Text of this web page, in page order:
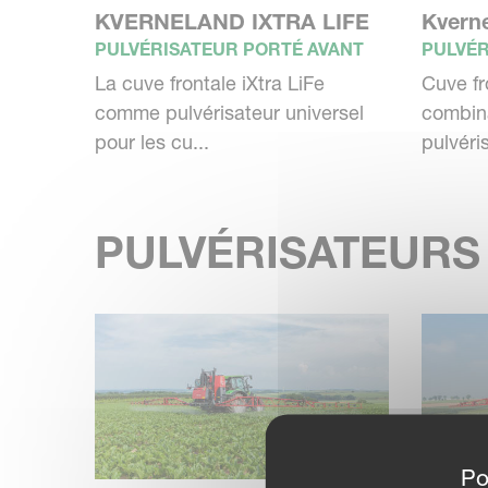
Une pulvérisation de qualité est un
chaque goutte de produit est
efficacité optimale du produit, même
traitements doivent être effectués avec
limiter votre impact sur l'environnement
KVERNELAND IXTRA LIFE
PULVÉRISATEUR PORTÉ AVANT
La cuve frontale iXtra LiFe
comme pulvérisateur universel
pour les cu...
Cuve